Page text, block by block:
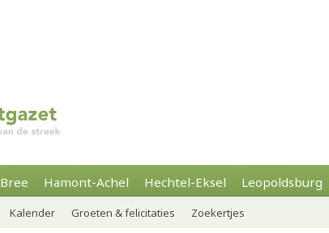
Bree Hamont-Achel Hechtel-Eksel Leopoldsburg
Kalender Groeten & felicitaties Zoekertjes